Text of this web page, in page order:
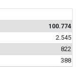
100.774
2.545
822
388